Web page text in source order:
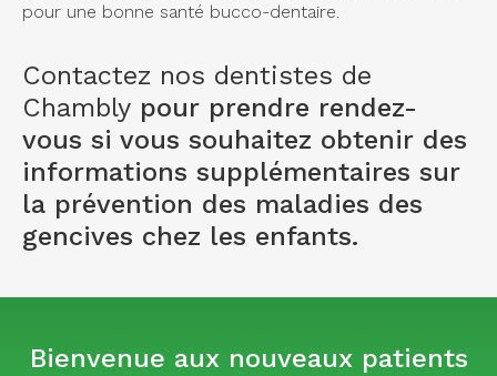
pour une bonne santé bucco-dentaire.
Contactez nos dentistes de
Chambly pour prendre rendez-
vous si vous souhaitez obtenir des
informations supplémentaires sur
la prévention des maladies des
gencives chez les enfants.
Bienvenue aux nouveaux patients